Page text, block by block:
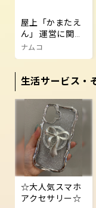
屋上「かまたえ
ん」 運営に関す
るご案内
ナムコ
生活サービス・
☆大人気スマホ
アクセサリー☆